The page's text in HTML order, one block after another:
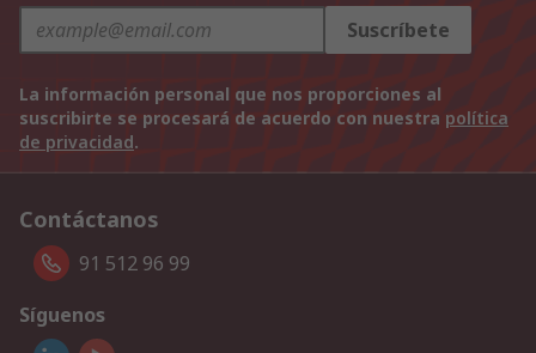
Suscríbete
La información personal que nos proporciones al
suscribirte se procesará de acuerdo con nuestra política
de privacidad.
Contáctanos
91 512 96 99
Síguenos